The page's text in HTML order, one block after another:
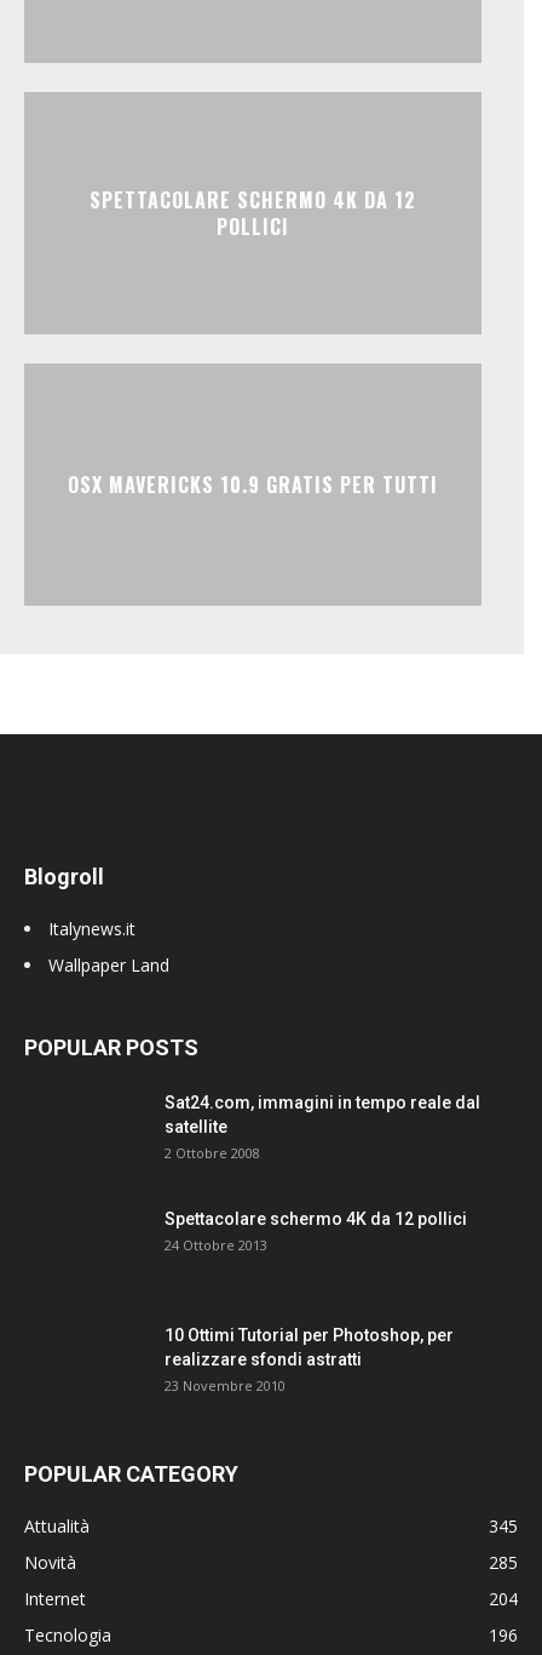
SPETTACOLARE SCHERMO 4K DA 12
POLLICI
OSX MAVERICKS 10.9 GRATIS PER TUTTI
Blogroll
Italynews.it
Wallpaper Land
POPULAR POSTS
Sat24.com, immagini in tempo reale dal
satellite
2 Ottobre 2008
Spettacolare schermo 4K da 12 pollici
24 Ottobre 2013
10 Ottimi Tutorial per Photoshop, per
realizzare sfondi astratti
23 Novembre 2010
POPULAR CATEGORY
Attualità
345
Novità
285
Internet
204
Tecnologia
196